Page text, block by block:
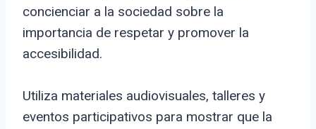
concienciar a la sociedad sobre la
importancia de respetar y promover la
accesibilidad.
Utiliza materiales audiovisuales, talleres y
eventos participativos para mostrar que la